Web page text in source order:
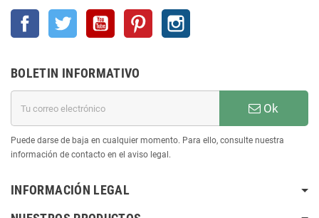
Facebook Twitter YouTube Pinterest
BOLETIN INFORMATIVO
Ok
Puede darse de baja en cualquier momento. Para ello, consulte nuestra
información de contacto en el aviso legal.
INFORMACIÓN LEGAL